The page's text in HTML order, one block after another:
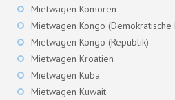
Mietwagen Komoren
Mietwagen Kongo (Demokratische
Mietwagen Kongo (Republik)
Mietwagen Kroatien
Mietwagen Kuba
Mietwagen Kuwait